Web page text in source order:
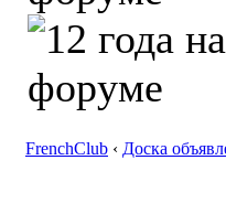
FrenchClub ‹ Доска